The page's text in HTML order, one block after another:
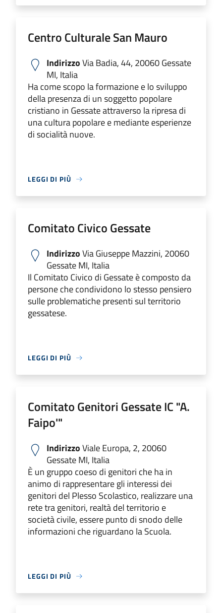
Centro Culturale San Mauro
IndirizzoVia Badia, 44, 20060 Gessate
MI, Italia
Ha come scopo la formazione e lo sviluppo
della presenza di un soggetto popolare
cristiano in Gessate attraverso la ripresa di
una cultura popolare e mediante esperienze
di socialità nuove.
LEGGI DI PIÙ
Comitato Civico Gessate
IndirizzoVia Giuseppe Mazzini, 20060
Gessate MI, Italia
Il Comitato Civico di Gessate è composto da
persone che condividono lo stesso pensiero
sulle problematiche presenti sul territorio
gessatese.
LEGGI DI PIÙ
Comitato Genitori Gessate IC "A.
Faipo'"
IndirizzoViale Europa, 2, 20060
Gessate MI, Italia
È un gruppo coeso di genitori che ha in
animo di rappresentare gli interessi dei
genitori del Plesso Scolastico, realizzare una
rete tra genitori, realtà del territorio e
società civile, essere punto di snodo delle
informazioni che riguardano la Scuola.
LEGGI DI PIÙ